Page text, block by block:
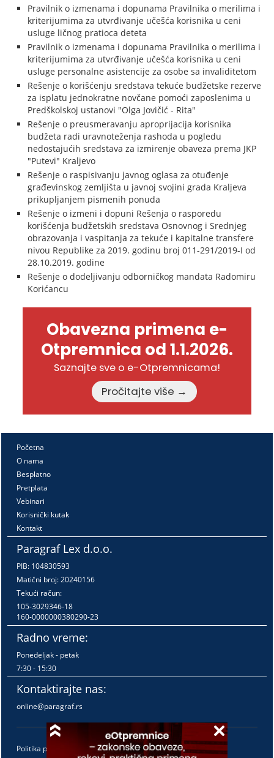
Pravilnik o izmenama i dopunama Pravilnika o merilima i
kriterijumima za utvrđivanje učešća korisnika u ceni
usluge ličnog pratioca deteta
Pravilnik o izmenama i dopunama Pravilnika o merilima i
kriterijumima za utvrđivanje učešća korisnika u ceni
usluge personalne asistencije za osobe sa invaliditetom
Rešenje o korišćenju sredstava tekuće budžetske rezerve
za isplatu jednokratne novčane pomoći zaposlenima u
Predškolskoj ustanovi "Olga Jovičić - Rita"
Rešenje o preusmeravanju aproprijacija korisnika
budžeta radi uravnoteženja rashoda u pogledu
nedostajućih sredstava za izmirenje obaveza prema JKP
"Putevi" Kraljevo
Rešenje o raspisivanju javnog oglasa za otuđenje
građevinskog zemljišta u javnoj svojini grada Kraljeva
prikupljanjem pismenih ponuda
Rešenje o izmeni i dopuni Rešenja o rasporedu
korišćenja budžetskih sredstava Osnovnog i Srednjeg
obrazovanja i vaspitanja za tekuće i kapitalne transfere
nivou Republike za 2019. godinu broj 011-291/2019-I od
28.10.2019. godine
Rešenje o dodeljivanju odborničkog mandata Radomiru
Korićancu
Obavezna primena e-
Otpremnica od 1.1.2026.
Saznajte sve o e-Otpremnicama!
Pročitajte više →
Početna
O nama
Besplatno
Pretplata
Vebinari
Korisnički kutak
Kontakt
Paragraf Lex d.o.o.
PIB: 104830593
Matični broj: 20240156
Tekući račun:
105-3029346-18
160-0000000380290-23
Radno vreme:
Ponedeljak - petak
7:30 - 15:30
Kontaktirajte nas:
online@paragraf.rs
Politika privatnosti